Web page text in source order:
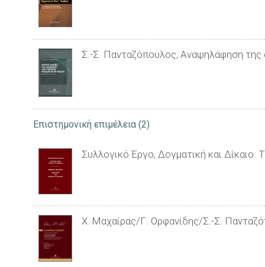
Σ.-Σ. Πανταζόπουλος, Αναψηλάφηση
Επιστημονική επιμέλεια (2)
Συλλογικό Έργο, Δογματική και Δίκαιο.
Χ. Μαχαίρας/Γ. Ορφανίδης/Σ.-Σ.